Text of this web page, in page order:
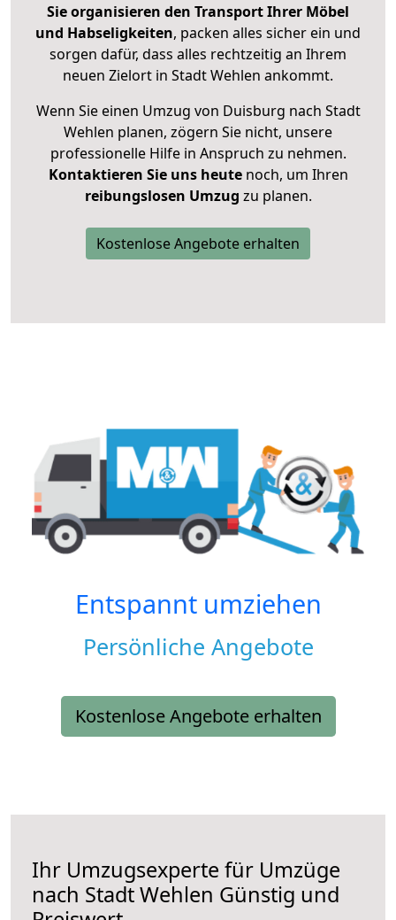
Sie organisieren den Transport Ihrer Möbel
und Habseligkeiten, packen alles sicher ein und
sorgen dafür, dass alles rechtzeitig an Ihrem
neuen Zielort in Stadt Wehlen ankommt.
Wenn Sie einen Umzug von Duisburg nach Stadt
Wehlen planen, zögern Sie nicht, unsere
professionelle Hilfe in Anspruch zu nehmen.
Kontaktieren Sie uns heutenoch, um Ihren
reibungslosen Umzug zu planen.
Kostenlose Angebote erhalten
Entspannt umziehen
Persönliche Angebote
Kostenlose Angebote erhalten
Ihr Umzugsexperte für Umzüge
nach Stadt Wehlen Günstig und